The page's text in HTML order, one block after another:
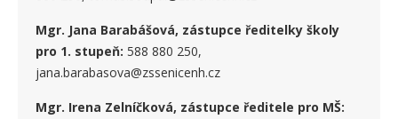
Mgr. Jana Barabášová, zástupce ředitelky školy
pro 1. stupeň: 588 880 250,
jana.barabasova@zssenicenh.cz
Mgr. Irena Zelníčková, zástupce ředitele pro MŠ: